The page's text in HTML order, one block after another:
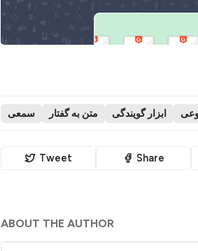
سمعی متن به گفتار ابزار گویندگی
Tweet Share
ABOUT THE AUTHOR